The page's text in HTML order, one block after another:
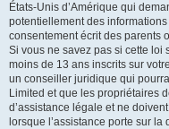
États-Unis d’Amérique qui
potentiellement des
consentement écrit des parents
Si vous ne savez pas si cette loi
moins de 13 ans inscrits sur
un conseiller juridique qui
Limited et que les propriétaires
d’assistance légale et ne
lorsque l’assistance porte sur